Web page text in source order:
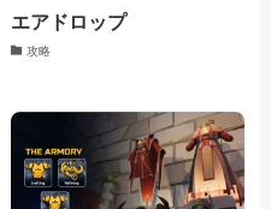
エアドロップ
攻略